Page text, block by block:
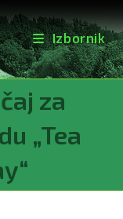
Izbornik
za
„Tea